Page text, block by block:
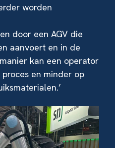
worden
door een AGV die
aanvoert en in de
kan een operator
en minder op